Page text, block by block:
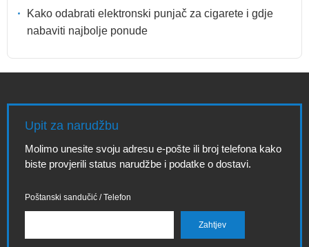
Kako odabrati elektronski punjač za cigarete i gdje
nabaviti najbolje ponude
Upit za narudžbu
Molimo unesite svoju adresu e-pošte ili broj telefona kako
biste provjerili status narudžbe i podatke o dostavi.
Poštanski sandučić / Telefon